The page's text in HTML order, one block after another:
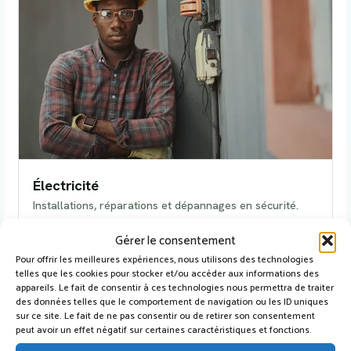
Gérer le consentement
Pour offrir les meilleures expériences, nous utilisons des technologies
telles que les cookies pour stocker et/ou accéder aux informations des
appareils. Le fait de consentir à ces technologies nous permettra de traiter
des données telles que le comportement de navigation ou les ID uniques
sur ce site. Le fait de ne pas consentir ou de retirer son consentement
peut avoir un effet négatif sur certaines caractéristiques et fonctions.
Électricité
Installations, réparations et dépannages en sécurité.
Voir les prestataires→
PLOMBERIE